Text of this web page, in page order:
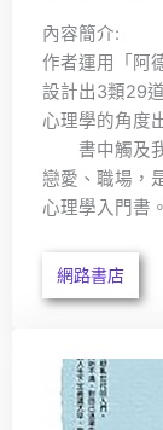
內容簡介:
作者運用「阿
設計出3類29
心理學的角度
書中觸及我
戀愛、職場，
心理學入門書。
網路書店